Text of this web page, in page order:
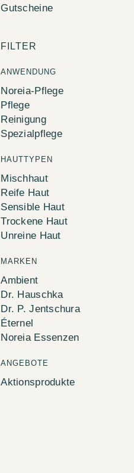
Gutscheine
FILTER
ANWENDUNG
Noreia-Pflege
Pflege
Reinigung
Spezialpflege
HAUTTYPEN
Mischhaut
Reife Haut
Sensible Haut
Trockene Haut
Unreine Haut
MARKEN
Ambient
Dr. Hauschka
Dr. P. Jentschura
Éternel
Noreia Essenzen
ANGEBOTE
Aktionsprodukte